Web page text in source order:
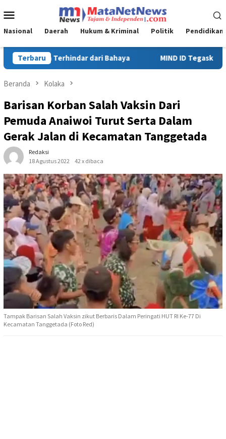
ke
Mobile
Nasional Daerah Hukum & Kriminal Politik Pendidikan
Terbaru
ID Tegaskan Dukungan Penuh Bagi PT Vale di Pomalaa,
Beranda Kolaka
Barisan Korban Salah Vaksin Dari
Pemuda Anaiwoi Turut Serta Dalam
Gerak Jalan di Kecamatan Tanggetada
Redaksi
18 Agustus 2022
42 x dibaca
Tampak Barisan Salah Vaksin zikut Berbaris Dalam Peringati HUT RI Ke-77 Di
Kecamatan Tanggetada (Foto Red)